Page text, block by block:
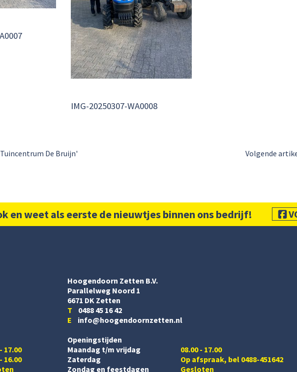
IMG-20250307-WA0008
Volgende
De Bruijn'
en weet als eerste de nieuwtjes binnen ons bedrijf!
17.00
16.00
Hoogendoorn Zetten B.V.
Parallelweg Noord 1
6671 DK Zetten
T 0488 45 16 42
E info@hoogendoornzetten.nl
Openingstijden
Maandag t/m vrijdag
08.00 - 17.00
Zaterdag
Op afspraak, bel 0488-451642
Zondag en feestdagen
Gesloten